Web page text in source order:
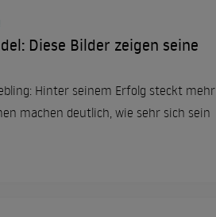
Diese Bilder zeigen seine
Hinter seinem Erfolg steckt mehr
machen deutlich, wie sehr sich sein